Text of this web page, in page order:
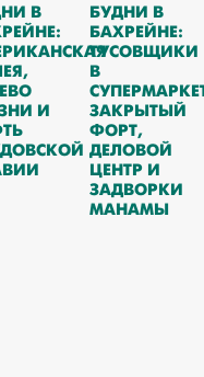
В
И
БУДНИ В
БАХРЕЙНЕ:
ТУСОВЩИКИ
В
ЗАКРЫТЫЙ
ФОРТ,
ДЕЛОВОЙ
ЦЕНТР И
ЗАДВОРКИ
МАНАМЫ